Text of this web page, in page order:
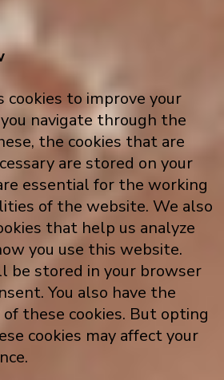
cookies to improve your
navigate through the
the cookies that are
are stored on your
essential for the working
of the website. We also
that help us analyze
you use this website.
be stored in your browser
You also have the
these cookies. But opting
cookies may affect your